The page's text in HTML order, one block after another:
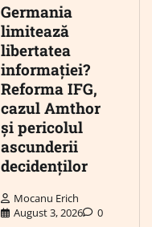
Germania
limitează
libertatea
informației?
Reforma IFG,
cazul Amthor
și pericolul
ascunderii
decidenților
Mocanu Erich
August 3, 2026
0